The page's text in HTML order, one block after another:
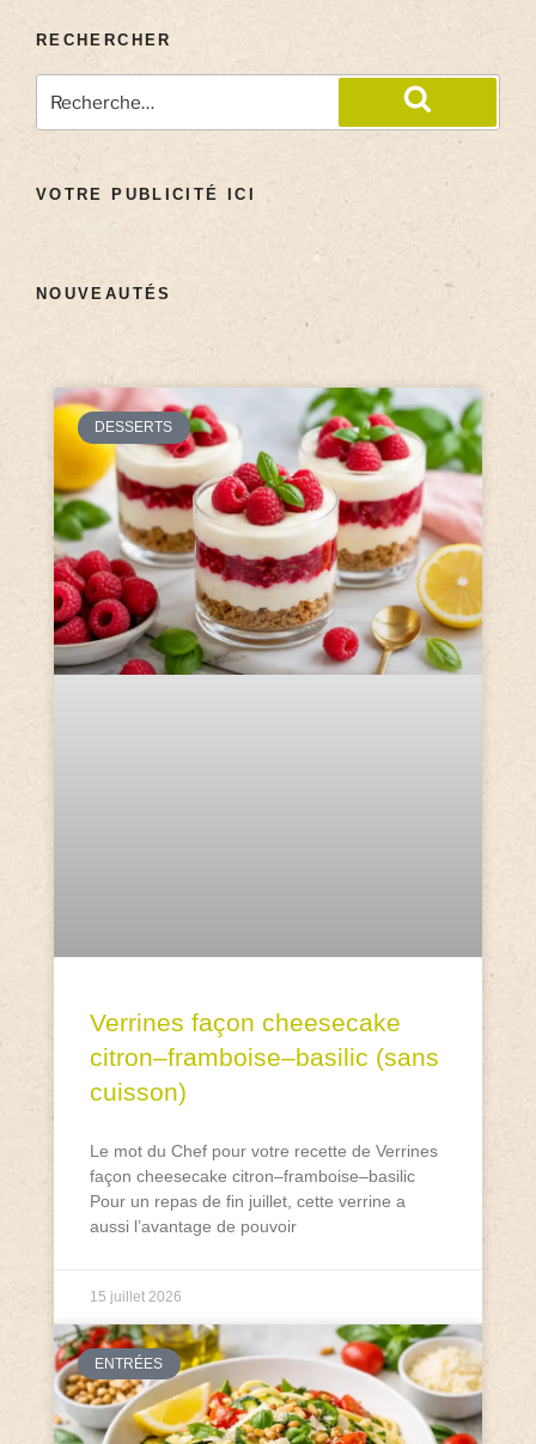
RECHERCHER
VOTRE PUBLICITÉ ICI
NOUVEAUTÉS
DESSERTS
Verrines façon cheesecake
citron–framboise–basilic (sans
cuisson)
Le mot du Chef pour votre recette de Verrines
façon cheesecake citron–framboise–basilic
Pour un repas de fin juillet, cette verrine a
aussi l’avantage de pouvoir
15 juillet 2026
ENTRÉES